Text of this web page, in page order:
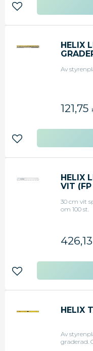
Lägg till i favoriter
HELIX
Av
121,75
Lägg till i favoriter
HELIX
VIT
30 cm vit
om 100 st.
426,13
Lägg till i favoriter
HELIX
Av
graderad.